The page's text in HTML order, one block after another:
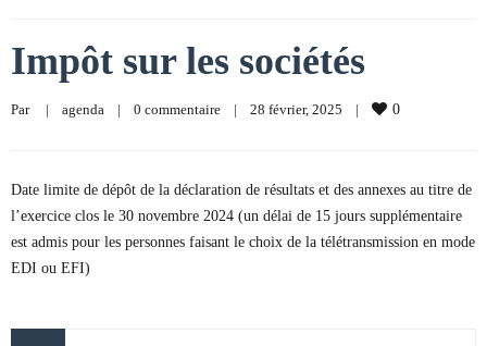
Impôt sur les sociétés
Par | agenda | 0 commentaire | 28 février, 2025 | 0
Date limite de dépôt de la déclaration de résultats et des annexes au titre de
l’exercice clos le 30 novembre 2024 (un délai de 15 jours supplémentaire
est admis pour les personnes faisant le choix de la télétransmission en mode
EDI ou EFI)